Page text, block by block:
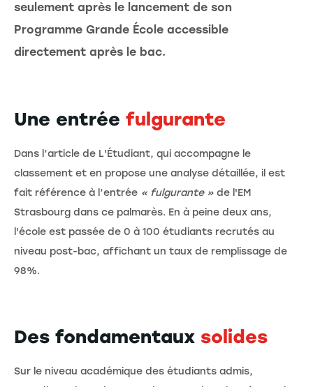
seulement après le lancement de son
Programme Grande École accessible
directement après le bac.
Une entrée fulgurante
Dans l’article de L'Étudiant, qui accompagne le
classement et en propose une analyse détaillée, il est
fait référence à l’entrée « fulgurante » de l'EM
Strasbourg dans ce palmarès. En à peine deux ans,
l'école est passée de 0 à 100 étudiants recrutés au
niveau post-bac, affichant un taux de remplissage de
98%.
Des fondamentaux solides
Sur le niveau académique des étudiants admis,